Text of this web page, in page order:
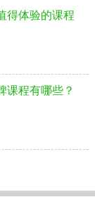
得体验的课程
课程有哪些？